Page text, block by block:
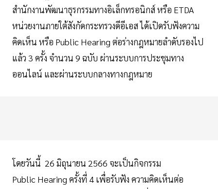
สำนักงานพัฒนาธุรกรรมทางอิเล็กทรอนิกส์ หรือ ETDA
หน่วยงานภายใต้สังกัดกระทรวงดีอีเอส ได้เปิดรับฟังความ
คิดเห็น หรือ Public Hearing ต่อร่างกฎหมายลำดับรองไป
แล้ว 3 ครั้ง จำนวน 9 ฉบับ ผ่านระบบการประชุมทาง
ออนไลน์ และผ่านระบบกลางทางกฎหมาย
โดยวันนี้ 26 มิถุนายน 2566 จะเป็นกิจกรรม
Public Hearing ครั้งที่ 4 เพื่อรับฟัง ความคิดเห็นต่อ